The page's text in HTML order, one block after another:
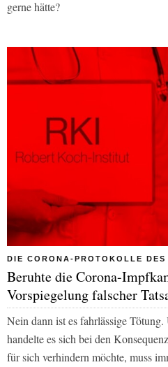
gerne hätte?
DIE CORONA-PROTOKOLLE DES
Beruhte die Corona-
Vorspiegelung falscher
Nein dann ist es fahrlässige
handelte es sich bei den
für sich verhindern möchte, muss